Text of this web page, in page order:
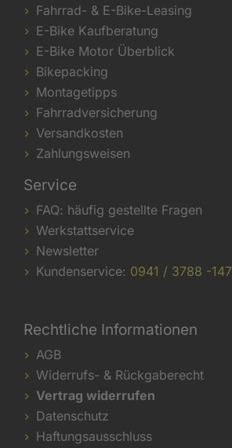
Fahrrad- & E-Bike-Leasing
E-Bike Kaufberatung
E-Bike Motor Überblick
Bikepacking
Montagetipps
Fahrradversicherung
Versandkosten
Zahlungsweisen
Service
FAQ: häufig gestellte Fragen
Werkstattservice
Newsletter
Kundenservice: 0941 / 3788 -147
Rechtliche Informationen
AGB
Widerrufs- & Rückgaberecht
Vertrag widerrufen
Datenschutz
Haftungsausschluss